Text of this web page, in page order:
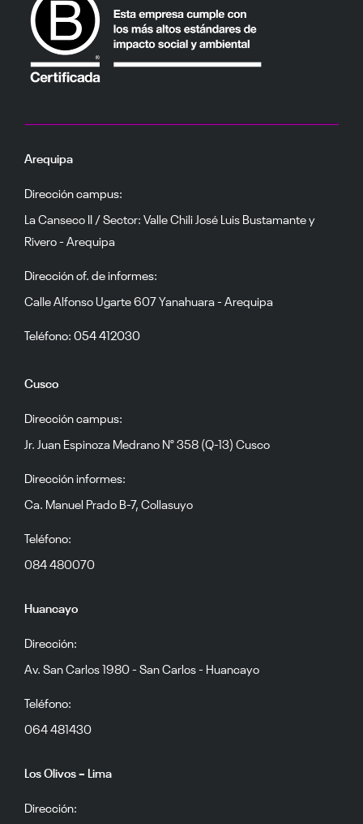
Arequipa
Dirección campus:
La Canseco II / Sector: Valle Chili José Luis Bustamante y
Rivero - Arequipa
Dirección of. de informes:
Calle Alfonso Ugarte 607 Yanahuara - Arequipa
Teléfono: 054 412030
Cusco
Dirección campus:
Jr. Juan Espinoza Medrano N° 358 (Q-13) Cusco
Dirección informes:
Ca. Manuel Prado B-7, Collasuyo
Teléfono:
084 480070
Huancayo
Dirección:
Av. San Carlos 1980 - San Carlos - Huancayo
Teléfono:
064 481430
Los Olivos – Lima
Dirección: